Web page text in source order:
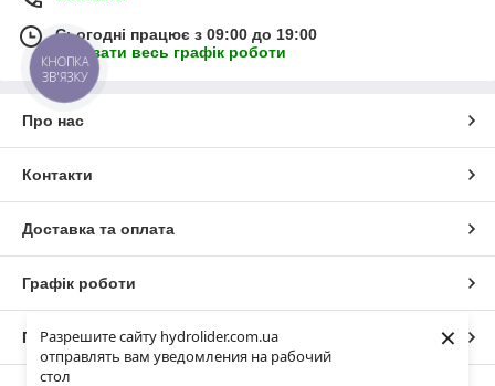
Разрешите сайту hydrolider.com.ua
отправлять вам уведомления на рабочий
стол
×
Сьогодні працює з 09:00 до 19:00
Показати весь графік роботи
Про нас
Контакти
Доставка та оплата
Графік роботи
Повна версія сайту
КНОПКА
ЗВ'ЯЗКУ